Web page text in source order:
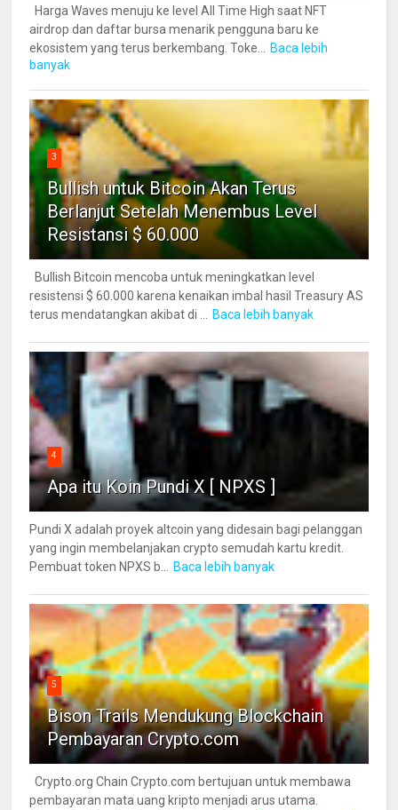
Harga Waves menuju ke level All Time High saat NFT
airdrop dan daftar bursa menarik pengguna baru ke
ekosistem yang terus berkembang. Toke...
Baca lebih
banyak
3
Bullish untuk Bitcoin Akan Terus
Berlanjut Setelah Menembus Level
Resistansi $ 60.000
Bullish Bitcoin mencoba untuk meningkatkan level
resistensi $ 60.000 karena kenaikan imbal hasil Treasury AS
terus mendatangkan akibat di ...
Baca lebih banyak
4
Apa itu Koin Pundi X [ NPXS ]
Pundi X adalah proyek altcoin yang didesain bagi pelanggan
yang ingin membelanjakan crypto semudah kartu kredit.
Pembuat token NPXS b...
Baca lebih banyak
5
Bison Trails Mendukung Blockchain
Pembayaran Crypto.com
Crypto.org Chain Crypto.com bertujuan untuk membawa
pembayaran mata uang kripto menjadi arus utama.